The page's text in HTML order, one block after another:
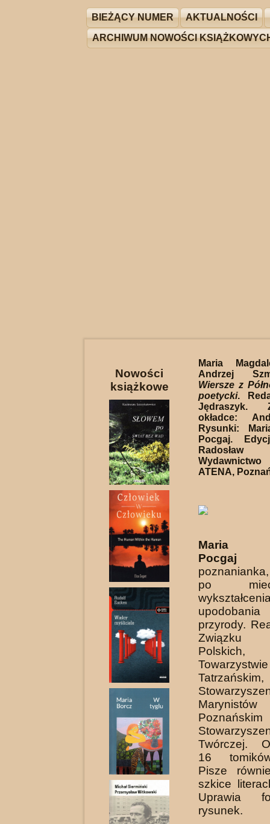
BIEŻĄCY NUMER AKTUALNOŚCI
ARCHIWUM NOWOŚCI
Nowości
książkowe
Maria
Andrzej
Wiersze z
poetycki.
Jędraszyk.
okładce:
Rysunki:
Pocgaj.
Radosław
ATENA,
Maria
Pocgaj
po
upodobania
przyrody.
Związku
Towarzystwie
Tatrzańskim,
Poznańskim
Twórczej.
16
Pisze
szkice
Uprawia
rysunek.